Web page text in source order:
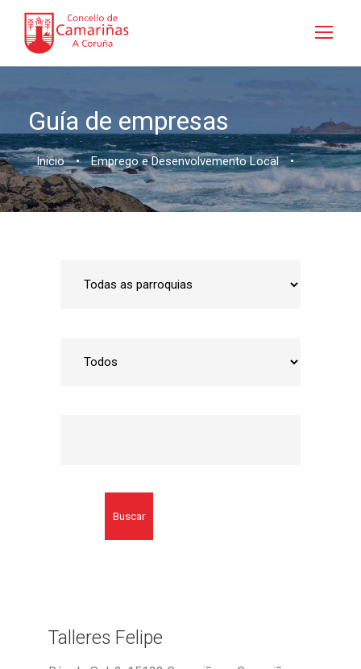
Guía de empresas
Inicio • Emprego e Desenvolvemento Local •
Buscar
Talleres Felipe